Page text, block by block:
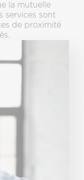
la mutuelle
services sont
de proximité